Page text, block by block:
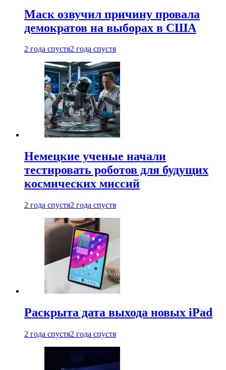
Маск озвучил причину провала
демократов на выборах в США
2 года спустя2 года спустя
Немецкие ученые начали
тестировать роботов для будущих
космических миссий
2 года спустя2 года спустя
Раскрыта дата выхода новых iPad
2 года спустя2 года спустя